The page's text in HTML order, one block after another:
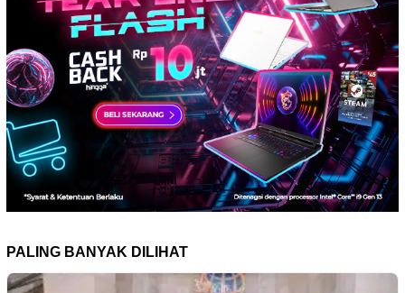
PALING BANYAK DILIHAT